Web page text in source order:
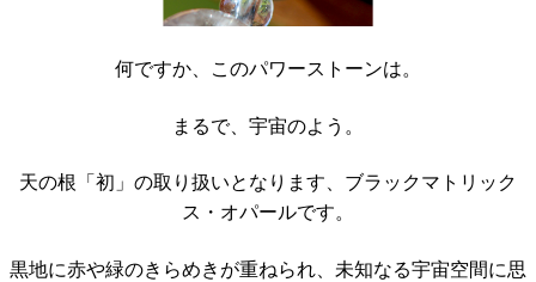
何ですか、このパワーストーンは。
まるで、宇宙のよう。
天の根「初」の取り扱いとなります、ブラックマトリック
ス・オパールです。
黒地に赤や緑のきらめきが重ねられ、未知なる宇宙空間に思